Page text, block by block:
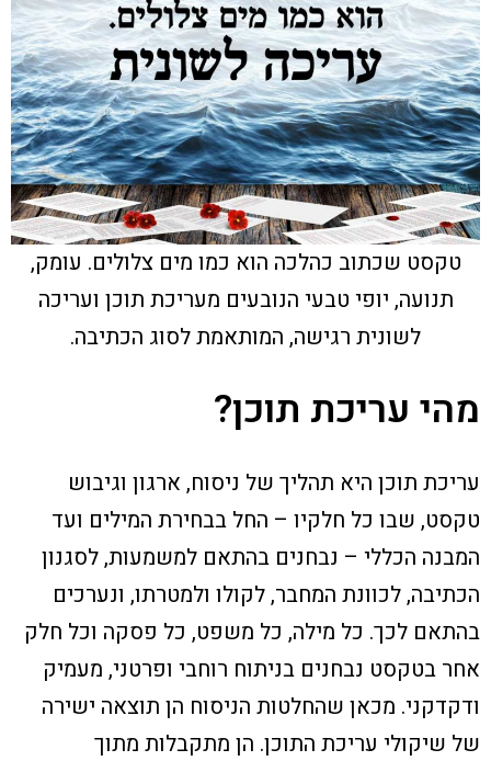
טקסט שכתוב כהלכה הוא כמו מים צלולים. עומק,
תנועה, יופי טבעי הנובעים מעריכת תוכן ועריכה
לשונית רגישה, המותאמת לסוג הכתיבה.
מהי עריכת תוכן?
עריכת תוכן היא תהליך של ניסוח, ארגון וגיבוש
טקסט, שבו כל חלקיו – החל בבחירת המילים ועד
המבנה הכללי – נבחנים בהתאם למשמעות, לסגנון
הכתיבה, לכוונת המחבר, לקולו ולמטרתו, ונערכים
בהתאם לכך. כל מילה, כל משפט, כל פסקה וכל חלק
אחר בטקסט נבחנים בניתוח רוחבי ופרטני, מעמיק
ודקדקני. מכאן שהחלטות הניסוח הן תוצאה ישירה
של שיקולי עריכת התוכן. הן מתקבלות מתוך